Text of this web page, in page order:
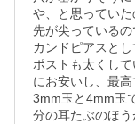
や、と思ってい
先が尖っている
カンドピアスとし
ポストも太くし
にお安いし、最高
3mm玉と4mm玉
分の耳たぶのほ